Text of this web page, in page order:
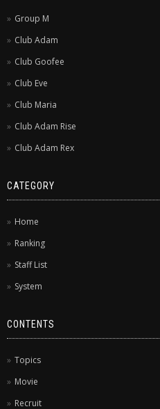
Group M
Club Adam
Club Goofee
Club Eve
Club Maria
Club Adam Rise
Club Adam Rex
CATEGORY
Home
Ranking
Staff List
System
CONTENTS
Topics
Movie
Recruit